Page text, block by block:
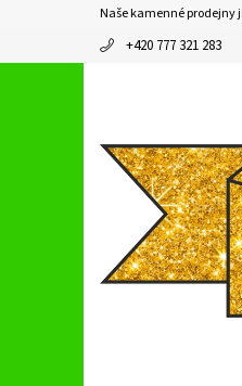
Naše kamenné prodejny
+420 777 321 283